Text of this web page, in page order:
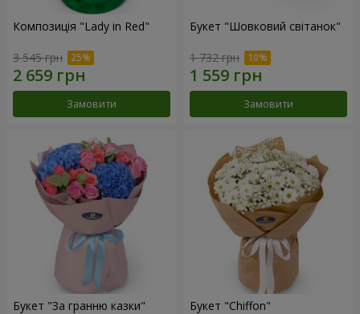
Композиція "Lady in Red"
3 545 грн
Замовити
Букет "Шовковий світанок"
1 732 грн
Замовити
Букет "За гранню казки" Букет "Chiffon"